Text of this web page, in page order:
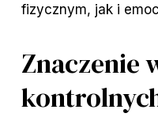
fizycznym, jak i
Znaczenie